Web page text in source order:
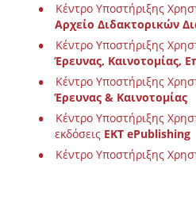
Κέντρο Υποστήριξης
Αρχείο Διδακτορικών
Κέντρο Υποστήριξης
Έρευνας, Καινοτομίας,
Κέντρο Υποστήριξης
Έρευνας & Καινοτομίας
Κέντρο Υποστήριξης
εκδόσεις ΕΚΤ ePublishing
Κέντρο Υποστήριξης